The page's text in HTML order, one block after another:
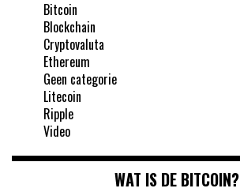
Bitcoin
Blockchain
Cryptovaluta
Ethereum
Geen categorie
Litecoin
Ripple
Video
WAT IS DE BITCOIN?